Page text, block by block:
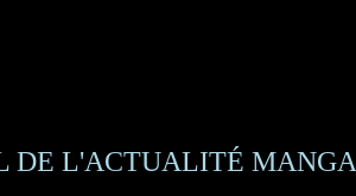
DE L'ACTUALITÉ